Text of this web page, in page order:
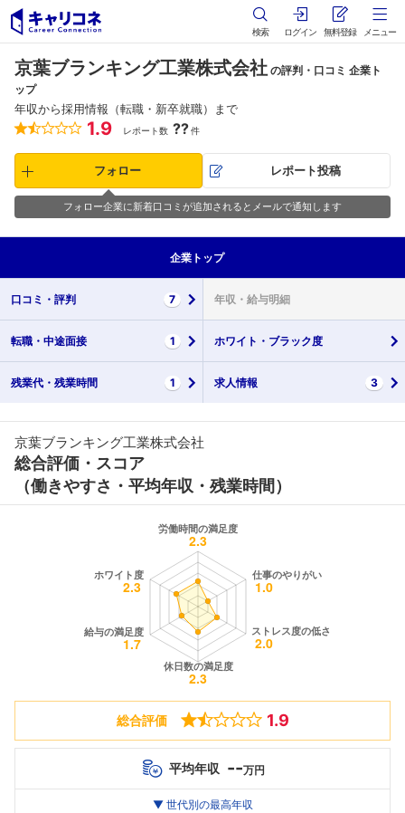
検索 ログイン 無料登録 メニュー
京葉ブランキング工業株式会社 の評判・口コミ 企業ト
ップ
年収から採用情報（転職・新卒就職）まで
1.9 レポート数 ??件
フォロー レポート投稿
フォロー企業に新着口コミが追加されるとメールで通知します
企業 トップ
口コミ・ 評判 7 年収・ 給与明細
転職・ 中途面接 1 ホワイト・ ブラック度
残業代・ 残業時間 1 求人情報 3
京葉ブランキング工業株式会社
総合評価・スコア
（働きやすさ・平均年収・残業時間）
総合評価 1.9
平均年収 --万円
20代
30代
▼ 世代別の最高年収